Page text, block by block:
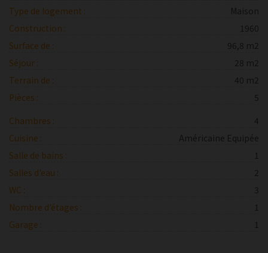
Type de logement :
Maison
Construction :
1960
Surface de :
96,8 m2
Séjour :
28 m2
Terrain de :
40 m2
Pièces :
5
Chambres :
4
Cuisine :
Américaine Equipée
Salle de bains :
Salles d'eau :
2
WC :
3
Nombre d'étages :
Garage :